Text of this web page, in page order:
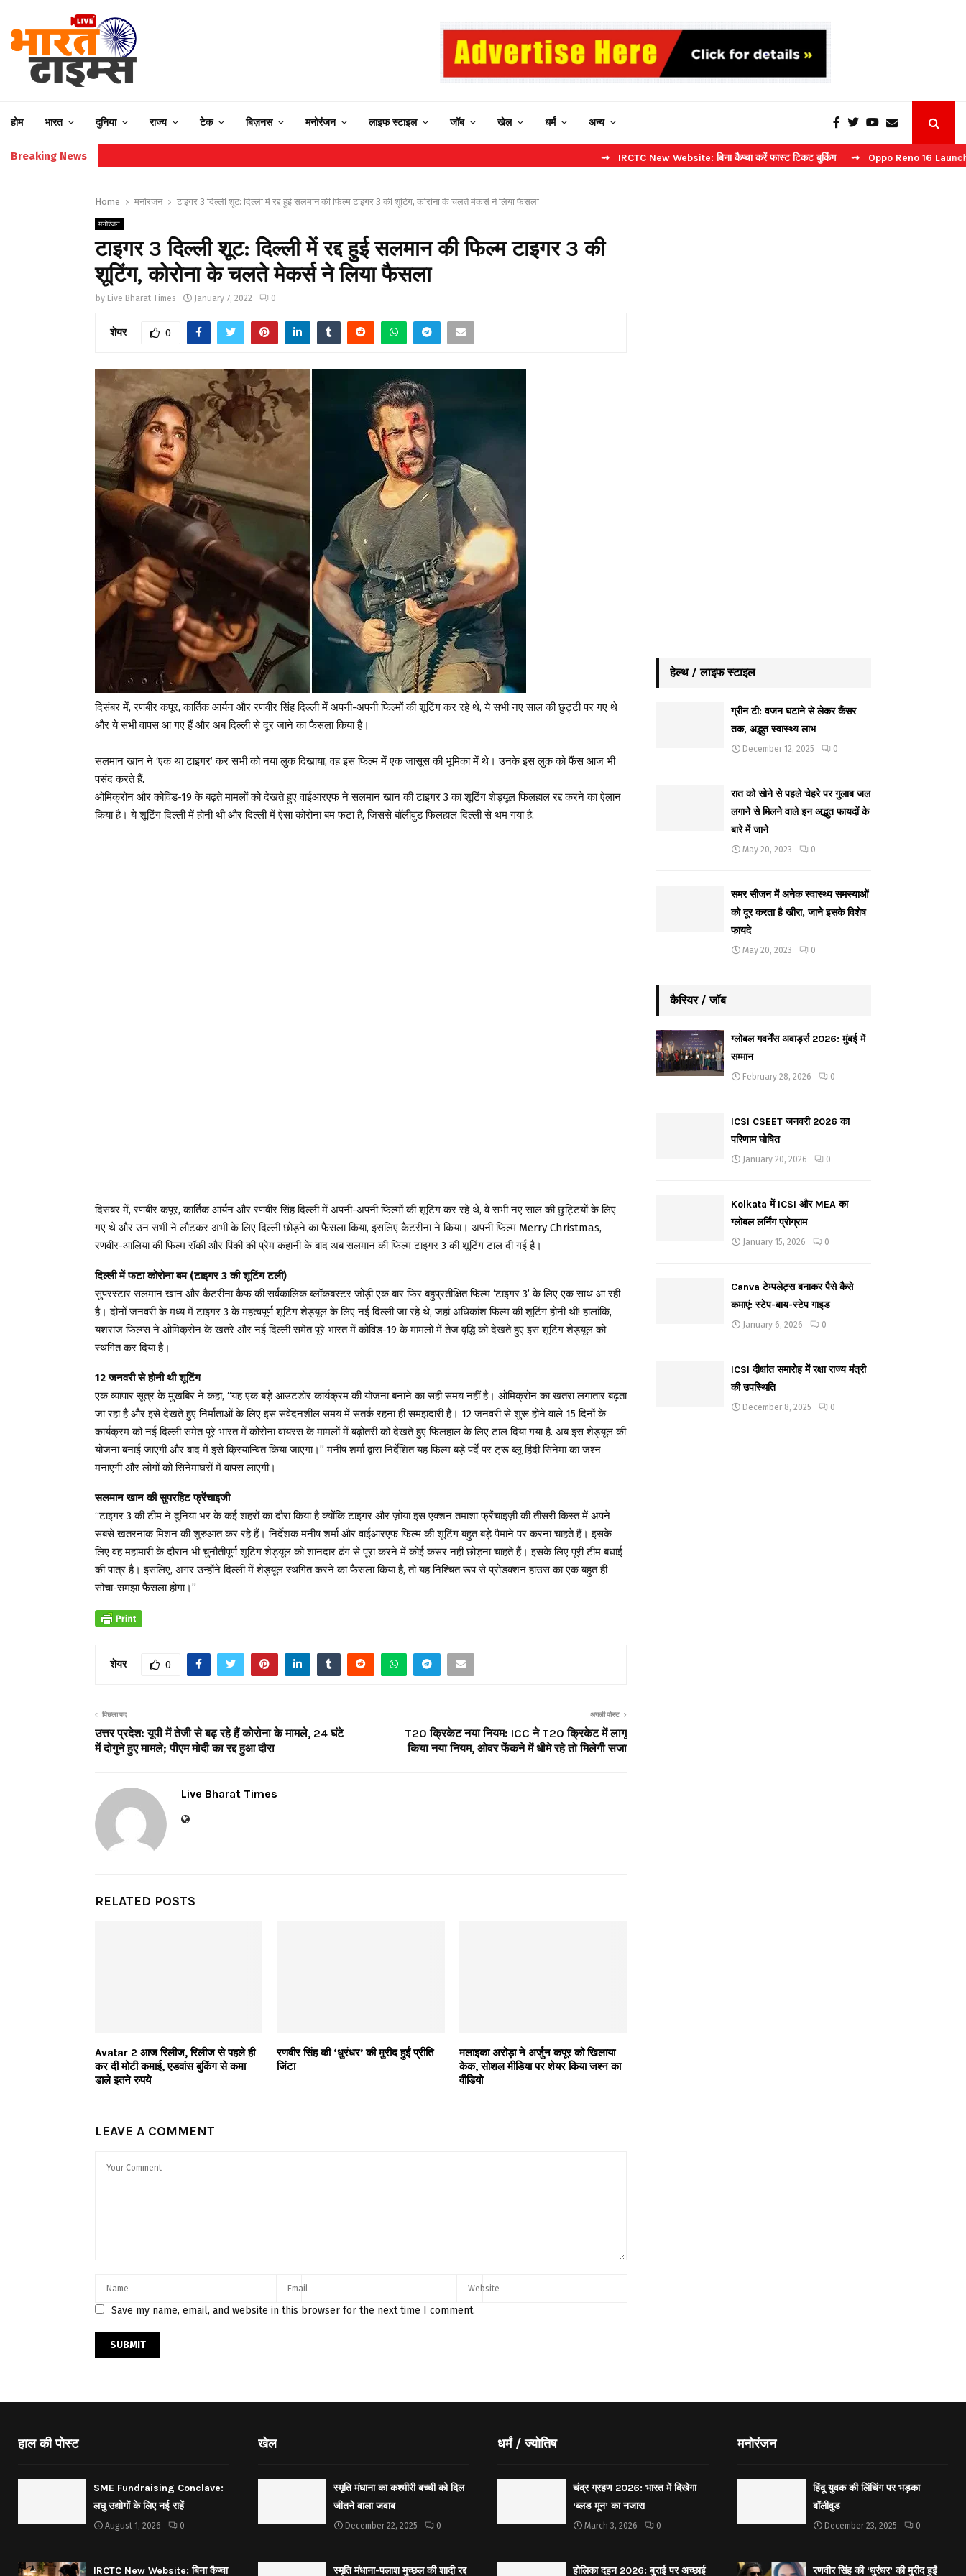
होम भारत दुनिया राज्य टेक बिज़नस मनोरंजन लाइफ स्टाइल जॉब खेल धर्मं अन्य
Breaking News ⇝ IRCTC New Website: बिना कैप्चा करें फास्ट टिकट बुकिंग ⇝ Oppo Reno 16 Launch: 2 जुलाई को
Home मनोरंजन टाइगर 3 दिल्ली शूट: दिल्ली में रद्द हुई सलमान की फिल्म टाइगर 3 की शूटिंग, कोरोना के चलते मेकर्स ने लिया फैसला
मनोरंजन
टाइगर 3 दिल्ली शूट: दिल्ली में रद्द हुई सलमान की फिल्म टाइगर 3 की
शूटिंग, कोरोना के चलते मेकर्स ने लिया फैसला
by Live Bharat Times January 7, 2022 0
शेयर 0
दिसंबर में, रणबीर कपूर, कार्तिक आर्यन और रणवीर सिंह दिल्ली में अपनी-अपनी फिल्मों की शूटिंग कर रहे थे, ये सभी नए साल की छुट्टी पर गए थे
और ये सभी वापस आ गए हैं और अब दिल्ली से दूर जाने का फैसला किया है।
सलमान खान ने ‘एक था टाइगर’ कर सभी को नया लुक दिखाया, वह इस फिल्म में एक जासूस की भूमिका में थे। उनके इस लुक को फैंस आज भी
पसंद करते हैं.
ओमिक्रोन और कोविड-19 के बढ़ते मामलों को देखते हुए वाईआरएफ ने सलमान खान की टाइगर 3 का शूटिंग शेड्यूल फिलहाल रद्द करने का ऐलान
किया है। ये शूटिंग दिल्ली में होनी थी और दिल्ली में ऐसा कोरोना बम फटा है, जिससे बॉलीवुड फिलहाल दिल्ली से थम गया है.
दिसंबर में, रणबीर कपूर, कार्तिक आर्यन और रणवीर सिंह दिल्ली में अपनी-अपनी फिल्मों की शूटिंग कर रहे थे, वे सभी नए साल की छुट्टियों के लिए
गए थे और उन सभी ने लौटकर अभी के लिए दिल्ली छोड़ने का फैसला किया, इसलिए कैटरीना ने किया। अपनी फिल्म Merry Christmas,
रणवीर-आलिया की फिल्म रॉकी और पिंकी की प्रेम कहानी के बाद अब सलमान की फिल्म टाइगर 3 की शूटिंग टाल दी गई है।
दिल्ली में फटा कोरोना बम (टाइगर 3 की शूटिंग टली)
सुपरस्टार सलमान खान और कैटरीना कैफ की सर्वकालिक ब्लॉकबस्टर जोड़ी एक बार फिर बहुप्रतीक्षित फिल्म ‘टाइगर 3’ के लिए एक साथ आ रही
है। दोनों जनवरी के मध्य में टाइगर 3 के महत्वपूर्ण शूटिंग शेड्यूल के लिए नई दिल्ली जा रहे थे, जहां अधिकांश फिल्म की शूटिंग होनी थी! हालांकि,
यशराज फिल्म्स ने ओमिक्रोन के खतरे और नई दिल्ली समेत पूरे भारत में कोविड-19 के मामलों में तेज वृद्धि को देखते हुए इस शूटिंग शेड्यूल को
स्थगित कर दिया है।
12 जनवरी से होनी थी शूटिंग
एक व्यापार सूत्र के मुखबिर ने कहा, “यह एक बड़े आउटडोर कार्यक्रम की योजना बनाने का सही समय नहीं है। ओमिक्रोन का खतरा लगातार बढ़ता
जा रहा है और इसे देखते हुए निर्माताओं के लिए इस संवेदनशील समय में सतर्क रहना ही समझदारी है। 12 जनवरी से शुरू होने वाले 15 दिनों के
कार्यक्रम को नई दिल्ली समेत पूरे भारत में कोरोना वायरस के मामलों में बढ़ोतरी को देखते हुए फिलहाल के लिए टाल दिया गया है. अब इस शेड्यूल की
योजना बनाई जाएगी और बाद में इसे क्रियान्वित किया जाएगा।” मनीष शर्मा द्वारा निर्देशित यह फिल्म बड़े पर्दे पर ट्रू ब्लू हिंदी सिनेमा का जश्न
मनाएगी और लोगों को सिनेमाघरों में वापस लाएगी।
सलमान खान की सुपरहिट फ्रेंचाइजी
“टाइगर 3 की टीम ने दुनिया भर के कई शहरों का दौरा किया है क्योंकि टाइगर और ज़ोया इस एक्शन तमाशा फ्रैंचाइज़ी की तीसरी किस्त में अपने
सबसे खतरनाक मिशन की शुरुआत कर रहे हैं। निर्देशक मनीष शर्मा और वाईआरएफ फिल्म की शूटिंग बहुत बड़े पैमाने पर करना चाहते हैं। इसके
लिए वह महामारी के दौरान भी चुनौतीपूर्ण शूटिंग शेड्यूल को शानदार ढंग से पूरा करने में कोई कसर नहीं छोड़ना चाहते हैं। इसके लिए पूरी टीम बधाई
की पात्र है। इसलिए, अगर उन्होंने दिल्ली में शेड्यूल स्थगित करने का फैसला किया है, तो यह निश्चित रूप से प्रोडक्शन हाउस का एक बहुत ही
सोचा-समझा फैसला होगा।”
शेयर 0
पिछला पद
उत्तर प्रदेश: यूपी में तेजी से बढ़ रहे हैं कोरोना के मामले, 24 घंटे
में दोगुने हुए मामले; पीएम मोदी का रद्द हुआ दौरा
अगली पोस्ट
T20 क्रिकेट नया नियम: ICC ने T20 क्रिकेट में लागू
किया नया नियम, ओवर फेंकने में धीमे रहे तो मिलेगी सजा
Live Bharat Times
RELATED POSTS
Avatar 2 आज रिलीज, रिलीज से पहले ही
कर दी मोटी कमाई, एडवांस बुकिंग से कमा
डाले इतने रुपये
रणवीर सिंह की ‘धुरंधर’ की मुरीद हुईं प्रीति
जिंटा
मलाइका अरोड़ा ने अर्जुन कपूर को खिलाया
केक, सोशल मीडिया पर शेयर किया जश्न का
वीडियो
LEAVE A COMMENT
Save my name, email, and website in this browser for the next time I comment.
हेल्थ / लाइफ स्टाइल
ग्रीन टी: वजन घटाने से लेकर कैंसर
तक, अद्भुत स्वास्थ्य लाभ
December 12, 2025 0
रात को सोने से पहले चेहरे पर गुलाब जल
लगाने से मिलने वाले इन अद्भुत फायदों के
बारे में जाने
May 20, 2023 0
समर सीजन में अनेक स्वास्थ्य समस्याओं
को दूर करता है खीरा, जाने इसके विशेष
फायदे
May 20, 2023 0
कैरियर / जॉब
ग्लोबल गवर्नेंस अवार्ड्स 2026: मुंबई में
सम्मान
February 28, 2026 0
ICSI CSEET जनवरी 2026 का
परिणाम घोषित
January 20, 2026 0
Kolkata में ICSI और MEA का
ग्लोबल लर्निंग प्रोग्राम
January 15, 2026 0
Canva टेम्पलेट्स बनाकर पैसे कैसे
कमाएं: स्टेप-बाय-स्टेप गाइड
January 6, 2026 0
ICSI दीक्षांत समारोह में रक्षा राज्य मंत्री
की उपस्थिति
December 8, 2025 0
हाल की पोस्ट
SME Fundraising Conclave:
लघु उद्योगों के लिए नई राहें
August 1, 2026 0
IRCTC New Website: बिना कैप्चा
खेल
स्मृति मंधाना का कश्मीरी बच्ची को दिल
जीतने वाला जवाब
December 22, 2025 0
स्मृति मंधाना-पलाश मुच्छल की शादी रद्द
धर्मं / ज्योतिष
चंद्र ग्रहण 2026: भारत में दिखेगा
‘ब्लड मून’ का नजारा
March 3, 2026 0
होलिका दहन 2026: बुराई पर अच्छाई
मनोरंजन
हिंदू युवक की लिंचिंग पर भड़का
बॉलीवुड
December 23, 2025 0
रणवीर सिंह की ‘धुरंधर’ की मुरीद हुईं